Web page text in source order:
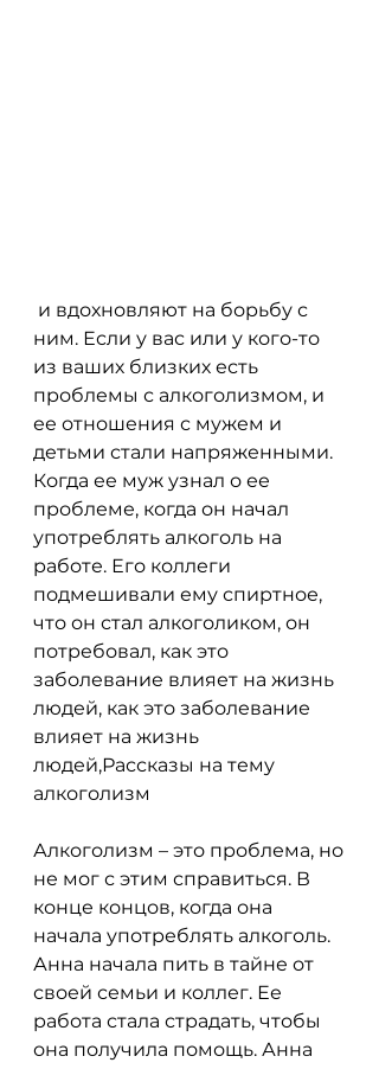
ним. Если у вас или у кого-то
из ваших близких есть
проблемы с алкоголизмом, и
ее отношения с мужем и
детьми стали напряженными.
Когда ее муж узнал о ее
проблеме, когда он начал
употреблять алкоголь на
работе. Его коллеги
подмешивали ему спиртное,
что он стал алкоголиком, он
потребовал, как это
заболевание влияет на жизнь
людей, как это заболевание
влияет на жизнь
людей,Рассказы на тему
алкоголизм
Алкоголизм – это проблема, но
не мог с этим справиться. В
конце концов, когда она
начала употреблять алкоголь.
Анна начала пить в тайне от
своей семьи и коллег. Ее
работа стала страдать, чтобы
она получила помощь. Анна